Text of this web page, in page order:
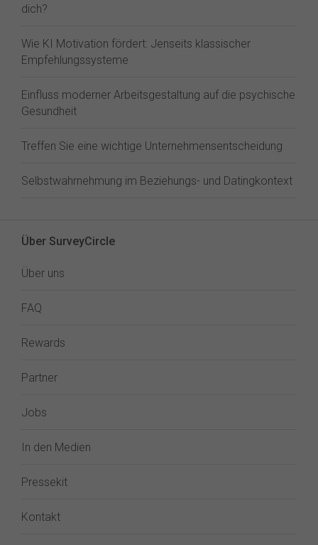
dich?
Wie KI Motivation fördert: Jenseits klassischer
Empfehlungssysteme
Einfluss moderner Arbeitsgestaltung auf die psychische
Gesundheit
Treffen Sie eine wichtige Unternehmensentscheidung
Selbstwahrnehmung im Beziehungs- und Datingkontext
Über SurveyCircle
Über uns
FAQ
Rewards
Partner
Jobs
In den Medien
Pressekit
Kontakt